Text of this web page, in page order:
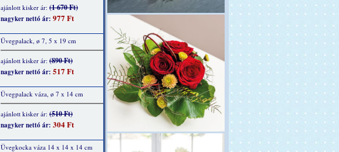
ajánlott kisker ár: (1 670 Ft)
nagyker nettó ár: 977 Ft
Üvegpalack, ø 7, 5 x 19 cm
ajánlott kisker ár: (890 Ft)
nagyker nettó ár: 517 Ft
Üvegpalack váza, ø 7 x 14 cm
ajánlott kisker ár: (510 Ft)
nagyker nettó ár: 304 Ft
Üvegkocka váza 14 x 14 x 14 cm